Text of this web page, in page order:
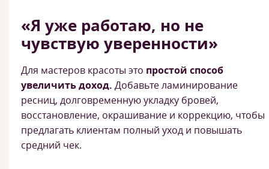
«Я уже работаю, но не
чувствую уверенности»
Для мастеров красоты это простой способ
увеличить доход. Добавьте ламинирование
ресниц, долговременную укладку бровей,
восстановление, окрашивание и коррекцию, чтобы
предлагать клиентам полный уход и повышать
средний чек.